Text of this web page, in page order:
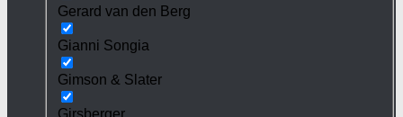
Gerard van den Berg
Gianni Songia
Gimson & Slater
Girsberger